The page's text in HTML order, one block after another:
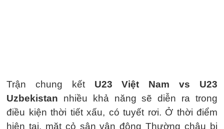
Trận chung kết U23 Việt Nam vs U23
Uzbekistan nhiều khả năng sẽ diễn ra trong
điều kiện thời tiết xấu, có tuyết rơi. Ở thời điểm
hiện tại, mặt cỏ sân vận động Thường châu bị